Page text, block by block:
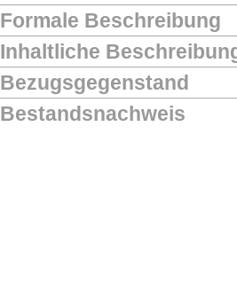
Formale Beschreibung
Inhaltliche
Bezugsgegenstand
Bestandsnachweis